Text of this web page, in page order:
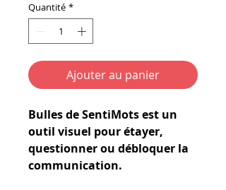
Quantité *
Ajouter au panier
Bulles de SentiMots est un
outil visuel pour étayer,
questionner ou débloquer la
communication.